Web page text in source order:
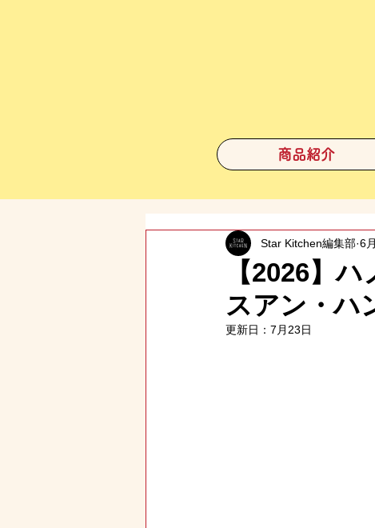
商品紹介
【2026】
スアン・ハ
Star Kitchen編集部 6
更新日： 7月23日